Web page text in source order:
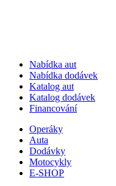
Nabídka aut
Nabídka dodávek
Katalog aut
Katalog dodávek
Financování
Operáky
Auta
Dodávky
Motocykly
E-SHOP